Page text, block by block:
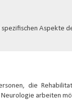
Aspekte
die
arbeiten